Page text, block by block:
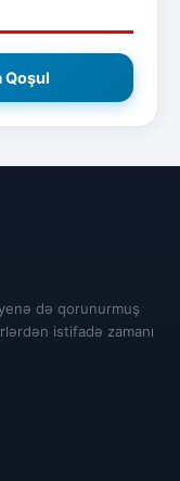
Qoşul
də qorunurmuş
istifadə zamanı